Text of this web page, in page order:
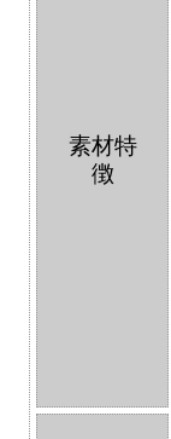
素材特
徴